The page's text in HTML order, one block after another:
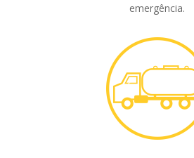
emergência.